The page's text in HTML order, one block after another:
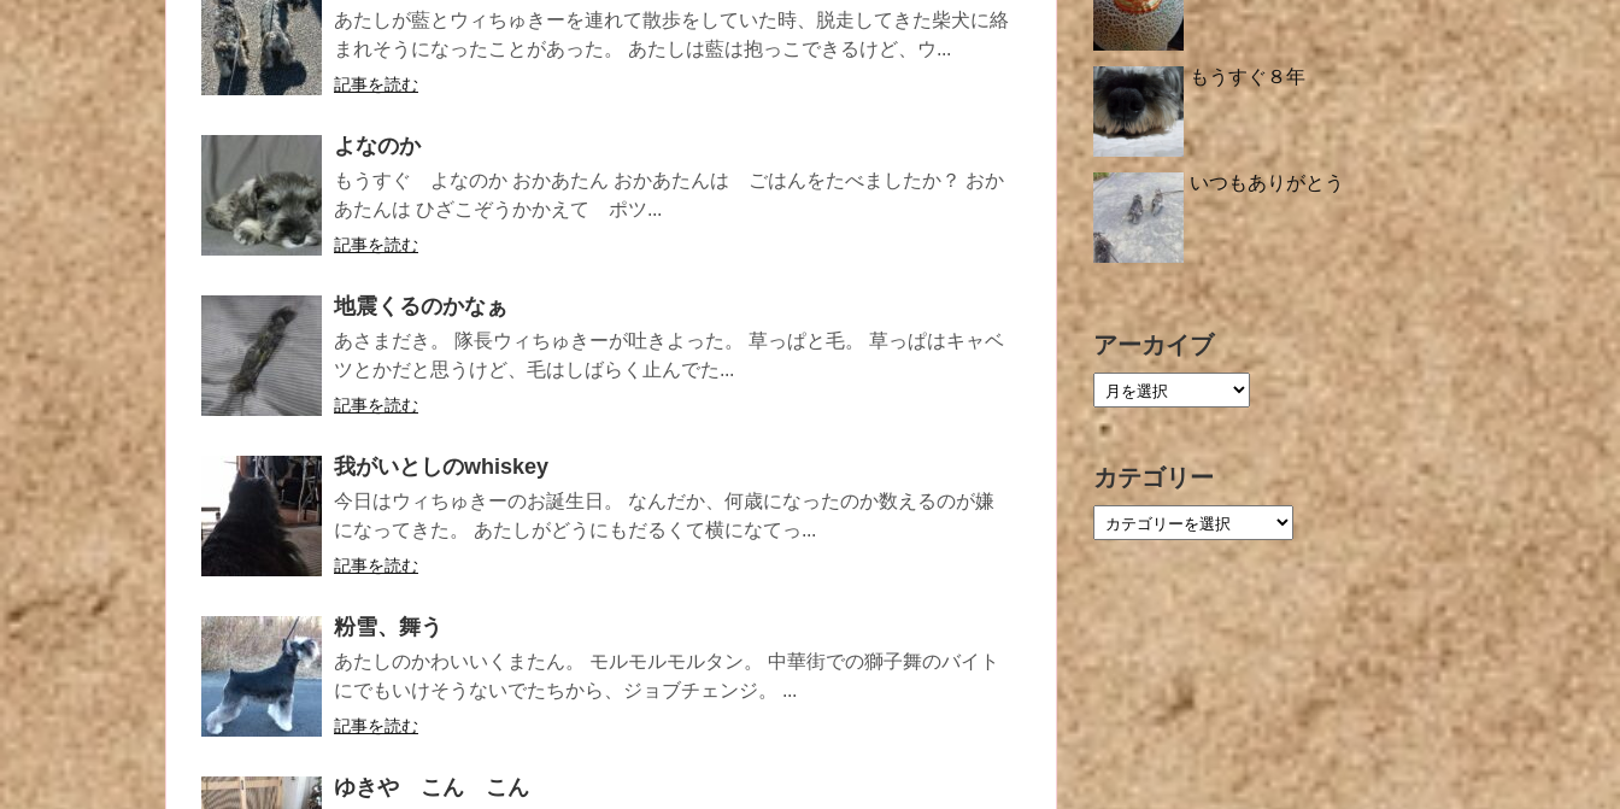
あたしが藍とウィちゅきーを連れて散歩をしていた時、脱走してきた柴犬に絡
まれそうになったことがあった。 あたしは藍は抱っこできるけど、ウ...
記事を読む
よなのか
もうすぐ よなのか おかあたん おかあたんは ごはんをたべましたか？ おか
あたんは ひざこぞうかかえて ポツ...
記事を読む
地震くるのかなぁ
あさまだき。 隊長ウィちゅきーが吐きよった。 草っぱと毛。 草っぱはキャベ
ツとかだと思うけど、毛はしばらく止んでた...
記事を読む
我がいとしのwhiskey
今日はウィちゅきーのお誕生日。 なんだか、何歳になったのか数えるのが嫌
になってきた。 あたしがどうにもだるくて横になてっ...
記事を読む
粉雪、舞う
あたしのかわいいくまたん。 モルモルモルタン。 中華街での獅子舞のバイト
にでもいけそうないでたちから、ジョブチェンジ。 ...
記事を読む
ゆきや こん こん
もうすぐ８年
いつもありがとう
アーカイブ
カテゴリー